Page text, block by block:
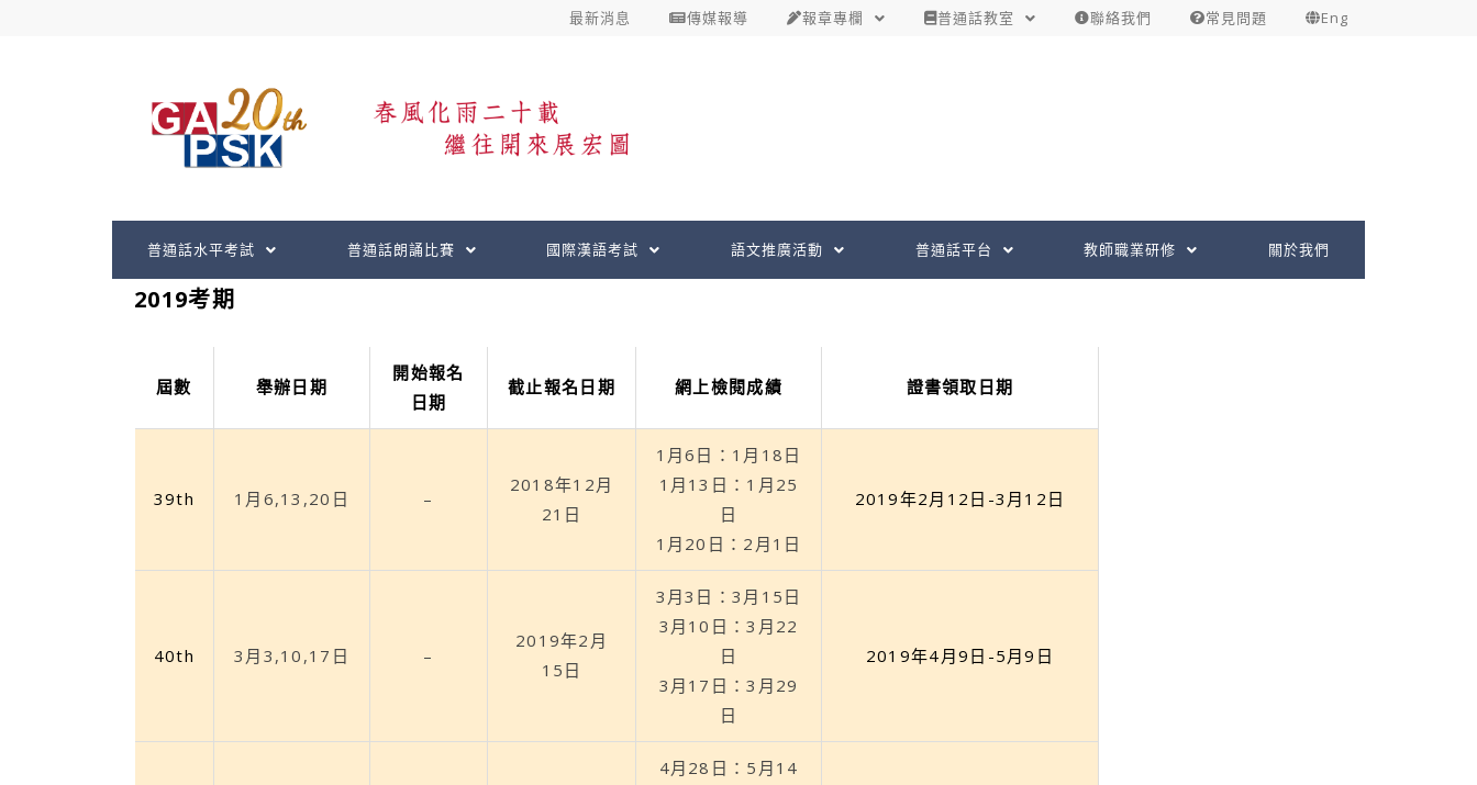
最新消息 傳媒報導 報章專欄 普通話教室 聯絡我們 常見問題 Eng
普通話水平考試 普通話朗誦比賽 國際漢語考試 語文推廣活動 普通話平台 教師職業研修 關於我們
2019考期
屆數 舉辦日期
開始報名
日期
截止報名日期 網上檢閱成績 證書領取日期
39th 1月6,13,20日 –
2018年12月
21日
1月6日：1月18日
1月13日：1月25
日
1月20日：2月1日
2019年2月12日-3月12日
40th 3月3,10,17日 –
2019年2月
15日
3月3日：3月15日
3月10日：3月22
日
3月17日：3月29
日
2019年4月9日-5月9日
4月28日：5月14